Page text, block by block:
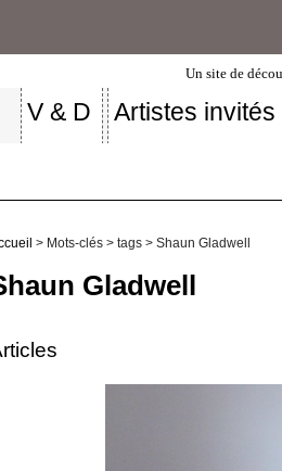
Un site de
V & D Artistes invités
> Mots-clés > tags > Shaun Gladwell
Gladwell